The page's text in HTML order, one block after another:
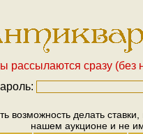
рассылаются сразу (без
возможность делать
нашем аукционе и не